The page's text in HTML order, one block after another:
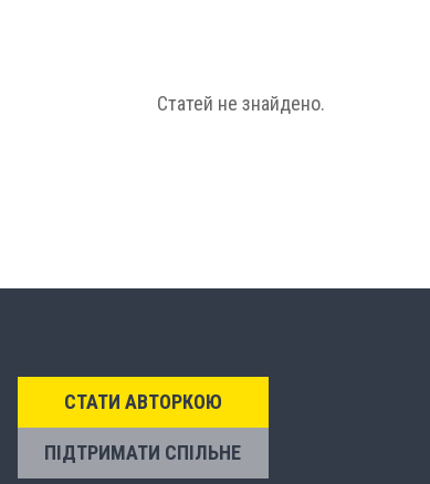
Статей не знайдено.
СТАТИ АВТОРКОЮ
ПІДТРИМАТИ СПІЛЬНЕ